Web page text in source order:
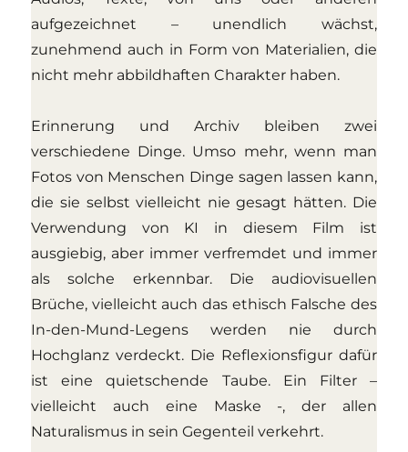
aufgezeichnet – unendlich wächst,
zunehmend auch in Form von Materialien, die
nicht mehr abbildhaften Charakter haben.
Erinnerung und Archiv bleiben zwei
verschiedene Dinge. Umso mehr, wenn man
Fotos von Menschen Dinge sagen lassen kann,
die sie selbst vielleicht nie gesagt hätten. Die
Verwendung von KI in diesem Film ist
ausgiebig, aber immer verfremdet und immer
als solche erkennbar. Die audiovisuellen
Brüche, vielleicht auch das ethisch Falsche des
In-den-Mund-Legens werden nie durch
Hochglanz verdeckt. Die Reflexionsfigur dafür
ist eine quietschende Taube. Ein Filter –
vielleicht auch eine Maske -, der allen
Naturalismus in sein Gegenteil verkehrt.